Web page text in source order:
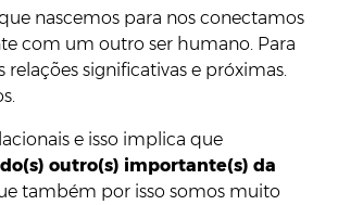
nascemos para nos conectamos
com um outro ser humano. Para
relações significativas e próximas.
e isso implica que
outro(s) importante(s) da
também por isso somos muito